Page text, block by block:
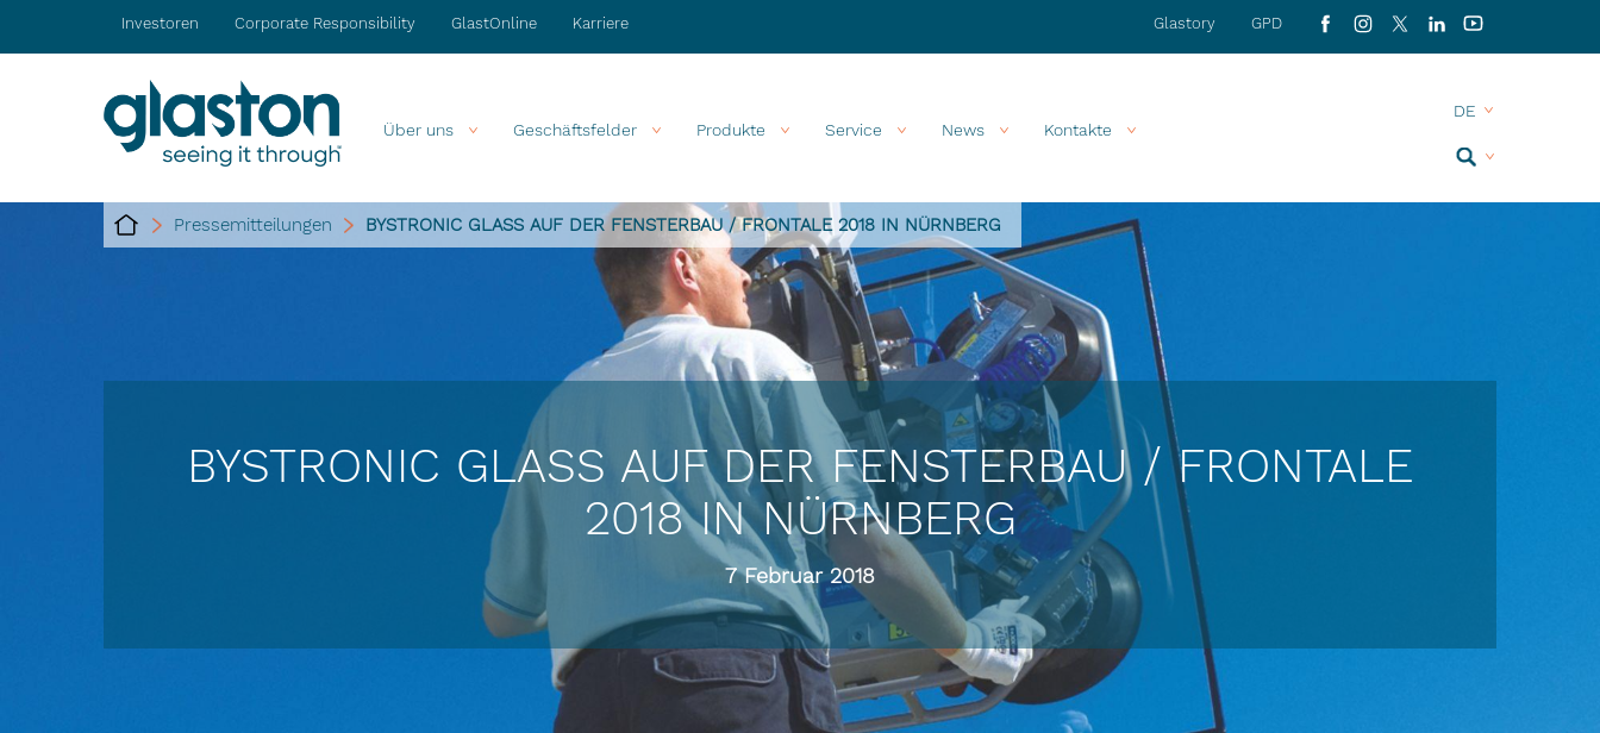
Investoren Corporate Responsibility GlastOnline Karriere Glastory GPD Facebook
Instagram
X LinkedIn
Über uns Geschäftsfelder Produkte Service News Kontakte
Pressemitteilungen BYSTRONIC GLASS AUF DER FENSTERBAU / FRONTALE 2018 IN NÜRNBERG
BYSTRONIC GLASS AUF DER FENSTERBAU / FRONTALE
2018 IN NÜRNBERG
7 Februar 2018